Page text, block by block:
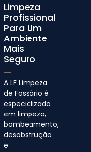
Limpeza
Profissional
Para Um
Ambiente
Mais
Seguro
A LF Limpeza
de Fossário é
especializada
em limpeza,
bombeamento,
desobstrução
e